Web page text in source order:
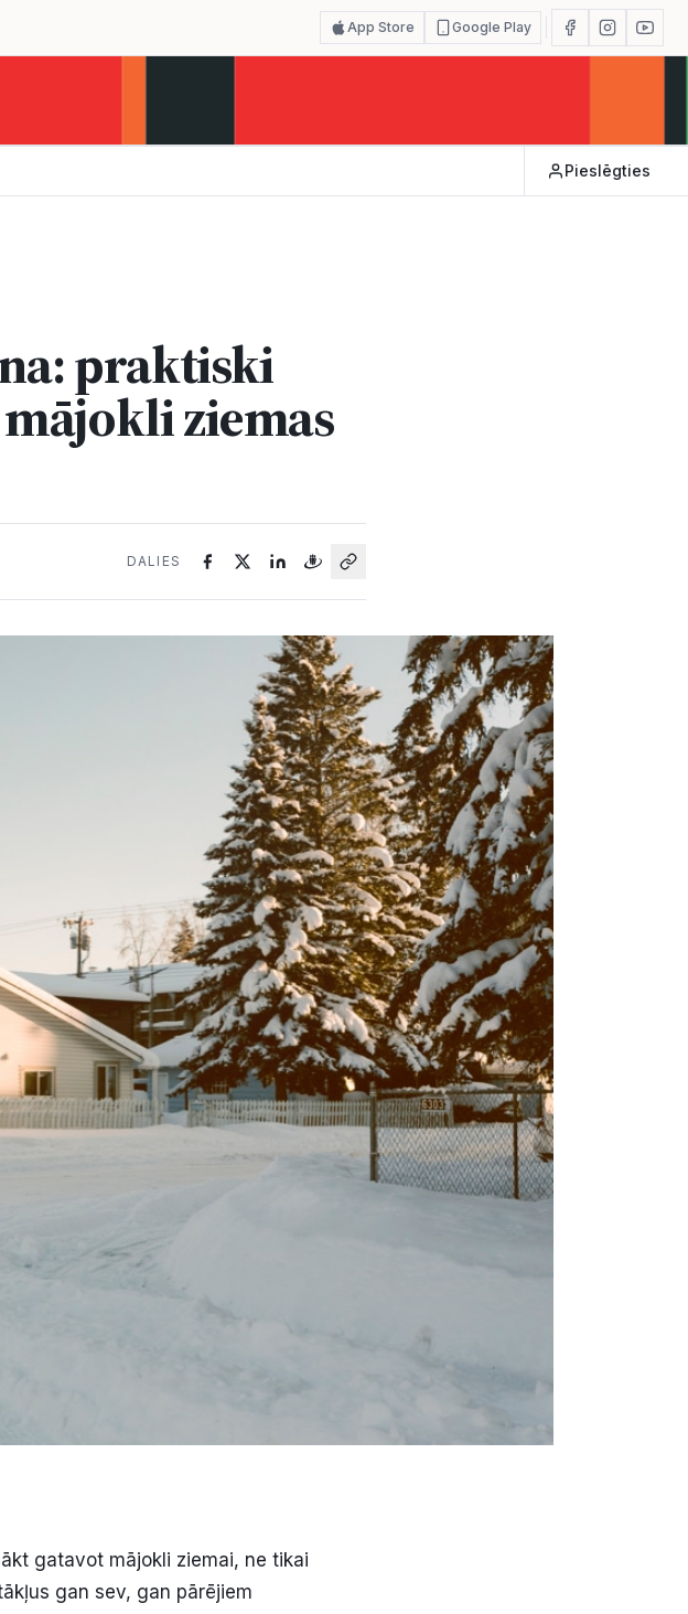
App Store Google Play
Pieslēgties
praktiski
ziemas
DALIES
gatavot mājokli ziemai, ne tikai
gan sev, gan pārējiem